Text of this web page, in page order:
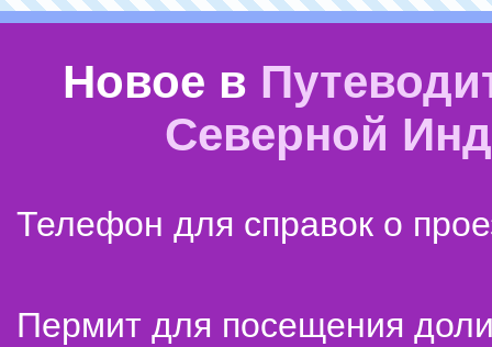
Новое в
Северной
Телефон для справок о
Пермит для посещения